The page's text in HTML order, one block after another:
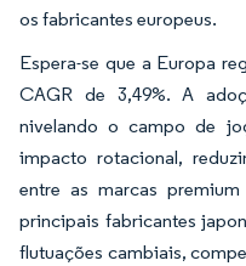
os fabricantes europeus.
Espera-se que a Europa
CAGR de 3,49%. A
nivelando o campo de
impacto rotacional,
entre as marcas
principais fabricantes
flutuações cambiais,